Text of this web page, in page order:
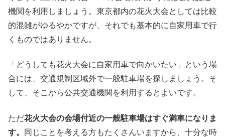
機関を利用しましょう。東京都内の花火大会としては比較
的混雑がゆるやかですが、それでも基本的に自家用車で行
くものではありません。
「どうしても花火大会に自家用車で向かいたい」という場
合には、交通規制区域外で一般駐車場を探しましょう。そ
して、そこから公共交通機関を利用するとよいです。
ただ花火大会の会場付近の一般駐車場はすぐ満車になりま
す。
同じことを考える方もたくさんいますから、十分な時